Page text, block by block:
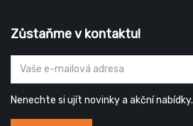
Zůstaňme v kontaktu!
Nenechte si ujít novinky a akční nabídky.